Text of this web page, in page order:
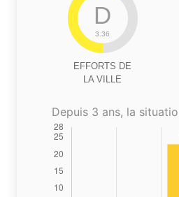
D
3.36
EFFORTS DE
LA VILLE
Depuis 3 ans, la